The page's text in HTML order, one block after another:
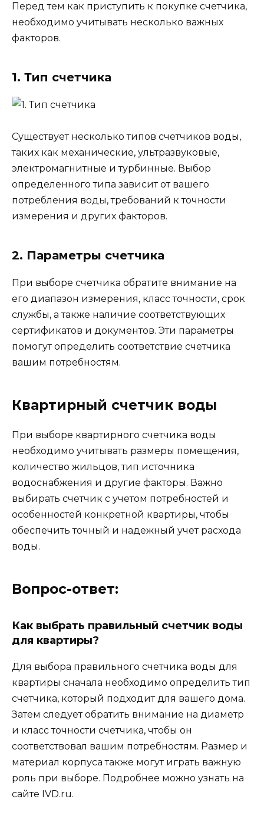
Перед тем как приступить к покупке счетчика,
необходимо учитывать несколько важных
факторов.
1. Тип счетчика
Существует несколько типов счетчиков воды,
таких как механические, ультразвуковые,
электромагнитные и турбинные. Выбор
определенного типа зависит от вашего
потребления воды, требований к точности
измерения и других факторов.
2. Параметры счетчика
При выборе счетчика обратите внимание на
его диапазон измерения, класс точности, срок
службы, а также наличие соответствующих
сертификатов и документов. Эти параметры
помогут определить соответствие счетчика
вашим потребностям.
Квартирный счетчик воды
При выборе квартирного счетчика воды
необходимо учитывать размеры помещения,
количество жильцов, тип источника
водоснабжения и другие факторы. Важно
выбирать счетчик с учетом потребностей и
особенностей конкретной квартиры, чтобы
обеспечить точный и надежный учет расхода
воды.
Вопрос-ответ:
Как выбрать правильный счетчик воды
для квартиры?
Для выбора правильного счетчика воды для
квартиры сначала необходимо определить тип
счетчика, который подходит для вашего дома.
Затем следует обратить внимание на диаметр
и класс точности счетчика, чтобы он
соответствовал вашим потребностям. Размер и
материал корпуса также могут играть важную
роль при выборе. Подробнее можно узнать на
сайте IVD.ru.